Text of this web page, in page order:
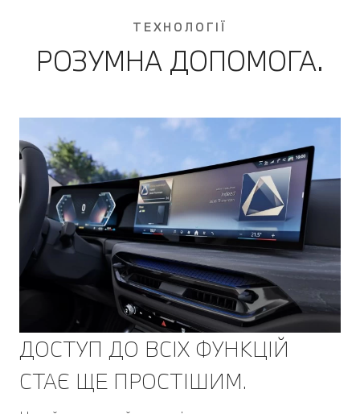
ТЕХНОЛОГІЇ
РОЗУМНА ДОПОМОГА.
ДОСТУП ДО ВСІХ ФУНКЦІЙ
СТАЄ ЩЕ ПРОСТІШИМ.